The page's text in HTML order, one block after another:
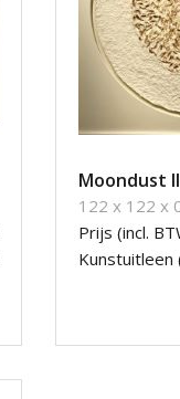
Moondust
122 x 122 x
Prijs (incl.
Kunstuitleen